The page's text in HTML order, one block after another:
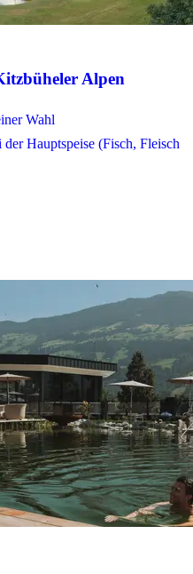
Alpen
Wahl
Hauptspeise (Fisch, Fleisch